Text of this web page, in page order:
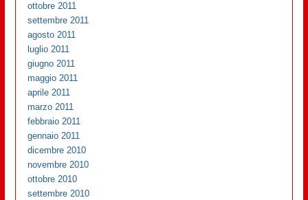
ottobre 2011
settembre 2011
agosto 2011
luglio 2011
giugno 2011
maggio 2011
aprile 2011
marzo 2011
febbraio 2011
gennaio 2011
dicembre 2010
novembre 2010
ottobre 2010
settembre 2010